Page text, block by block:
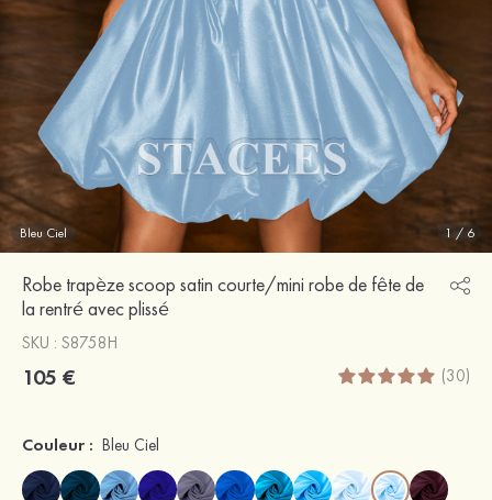
Bleu Ciel 1 / 6
Robe trapèze scoop satin courte/mini robe de fête de
la rentré avec plissé
SKU : S8758H
105 € (30)
Couleur : Bleu Ciel